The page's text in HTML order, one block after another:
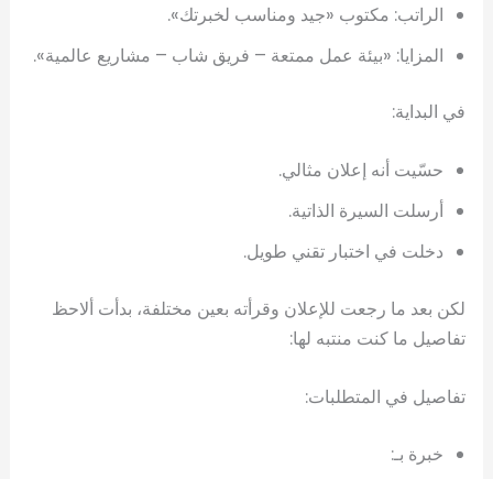
الراتب: مكتوب «جيد ومناسب لخبرتك».
المزايا: «بيئة عمل ممتعة – فريق شاب – مشاريع عالمية».
في البداية:
حسّيت أنه إعلان مثالي.
أرسلت السيرة الذاتية.
دخلت في اختبار تقني طويل.
لكن بعد ما رجعت للإعلان وقرأته بعين مختلفة، بدأت ألاحظ
تفاصيل ما كنت منتبه لها:
تفاصيل في المتطلبات:
خبرة بـ: